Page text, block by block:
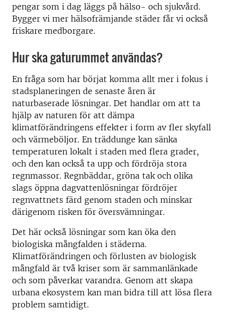
pengar som i dag läggs på hälso- och sjukvård.
Bygger vi mer hälsofrämjande städer får vi också
friskare medborgare.
Hur ska gaturummet användas?
En fråga som har börjat komma allt mer i fokus i
stadsplaneringen de senaste åren är
naturbaserade lösningar. Det handlar om att ta
hjälp av naturen för att dämpa
klimatförändringens effekter i form av fler skyfall
och värmeböljor. En träddunge kan sänka
temperaturen lokalt i staden med flera grader,
och den kan också ta upp och fördröja stora
regnmassor. Regnbäddar, gröna tak och olika
slags öppna dagvattenlösningar fördröjer
regnvattnets färd genom staden och minskar
därigenom risken för översvämningar.
Det här också lösningar som kan öka den
biologiska mångfalden i städerna.
Klimatförändringen och förlusten av biologisk
mångfald är två kriser som är sammanlänkade
och som påverkar varandra. Genom att skapa
urbana ekosystem kan man bidra till att lösa flera
problem samtidigt.